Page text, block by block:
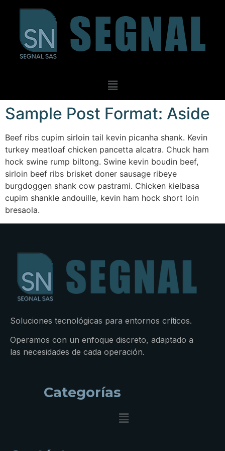
Sample Post Format: Aside
Beef ribs cupim sirloin tail kevin picanha shank. Kevin
turkey meatloaf chicken pancetta alcatra. Chuck ham
hock swine rump biltong. Swine kevin boudin beef,
sirloin beef ribs brisket doner sausage ribeye
burgdoggen shank cow pastrami. Chicken kielbasa
cupim shankle andouille, kevin ham hock short loin
bresaola.
Soluciones tecnológicas para entornos críticos.
Operamos con un enfoque discreto, adaptado a
las necesidades de cada operación.
Categorías